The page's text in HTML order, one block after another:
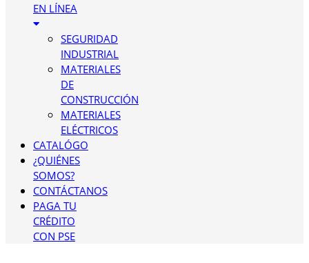
EN LÍNEA
SEGURIDAD
INDUSTRIAL
MATERIALES
DE
CONSTRUCCIÓN
MATERIALES
ELÉCTRICOS
CATALÓGO
¿QUIÉNES
SOMOS?
CONTÁCTANOS
PAGA TU
CRÉDITO
CON PSE